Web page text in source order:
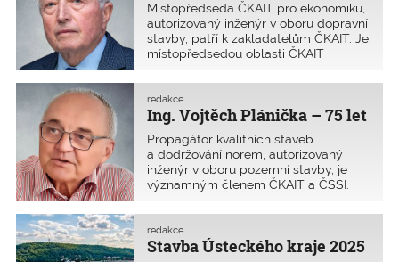
Místopředseda ČKAIT pro ekonomiku,
autorizovaný inženýr v oboru dopravní
stavby, patří k zakladatelům ČKAIT. Je
místopředsedou oblasti ČKAIT
představenstva ČKAIT.
Ing. Vojtěch Plánička – 75 let
redakce
Propagátor kvalitních staveb
a dodržování norem, autorizovaný
inženýr v oboru pozemní stavby, je
významným členem ČKAIT a ČSSI.
Stavba Ústeckého kraje 2025
redakce